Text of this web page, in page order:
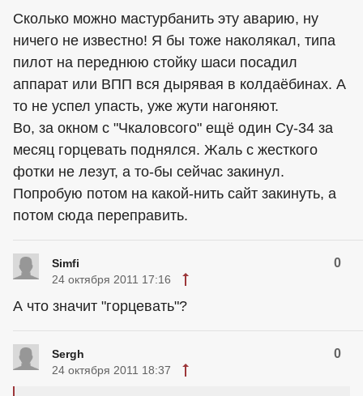
Сколько можно мастурбанить эту аварию, ну
ничего не известно! Я бы тоже наколякал, типа
пилот на переднюю стойку шаси посадил
аппарат или ВПП вся дырявая в колдаёбинах. А
то не успел упасть, уже жути нагоняют.
Во, за окном с "Чкаловсого" ещё один Су-34 за
месяц горцевать поднялся. Жаль с жесткого
фотки не лезут, а то-бы сейчас закинул.
Попробую потом на какой-нить сайт закинуть, а
потом сюда переправить.
Simfi 0
24 октября 2011 17:16
А что значит "горцевать"?
Sergh 0
24 октября 2011 18:37